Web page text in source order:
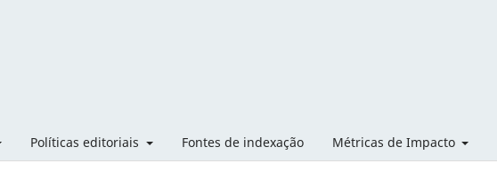
Políticas editoriais Fontes de indexação Métricas de Impacto